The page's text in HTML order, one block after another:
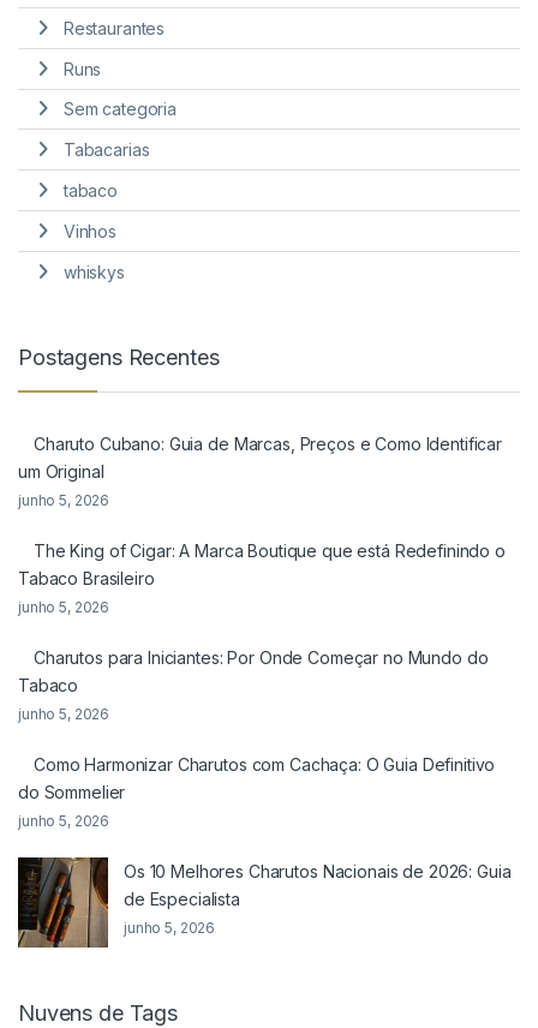
Restaurantes
Runs
Sem categoria
Tabacarias
tabaco
Vinhos
whiskys
Postagens Recentes
Charuto Cubano: Guia de Marcas, Preços e Como Identificar
um Original
junho 5, 2026
The King of Cigar: A Marca Boutique que está Redefinindo o
Tabaco Brasileiro
junho 5, 2026
Charutos para Iniciantes: Por Onde Começar no Mundo do
Tabaco
junho 5, 2026
Como Harmonizar Charutos com Cachaça: O Guia Definitivo
do Sommelier
junho 5, 2026
Os 10 Melhores Charutos Nacionais de 2026: Guia
de Especialista
junho 5, 2026
Nuvens de Tags